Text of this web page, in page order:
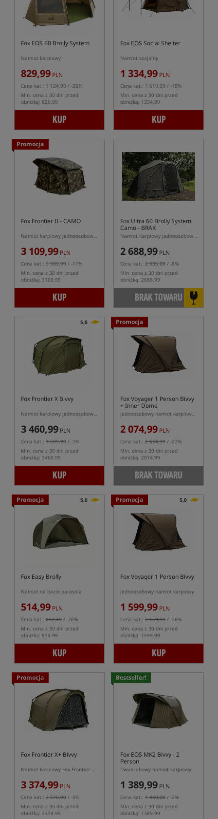
Fox EOS 60 Brolly System
Namiot karpiowy
829,99 PLN
Cena kat.: 1 124,99 / -26%
Min. cena z 30 dni przed
obniżką: 829.99
KUP
Fox EOS Social Shelter
Namiot socjalny
1 334,99 PLN
Cena kat.: 1 619,99 / -18%
Min. cena z 30 dni przed
obniżką: 1334.99
KUP
Promocja
Fox Frontier II - CAMO
Namiot karpiowy jednoosobowy w kolorze kamuflażu
3 109,99 PLN
Cena kat.: 3 509,99 / -11%
Min. cena z 30 dni przed
obniżką: 3109.99
KUP
Fox Ultra 60 Brolly System
Camo- BRAK
ORYGINALNEGO KARTONUNamiot Karpiowy jednoosobowy typu Brolly
2 688,99 PLN
Cena kat.: 2 935,00 / -8%
Min. cena z 30 dni przed
obniżką: 2688.99
BRAK TOWARU
5,0
Fox Frontier X Bivvy
Namiot karpiowy jednoosobowy +
3 460,99 PLN
Cena kat.: 3 509,99 / -1%
Min. cena z 30 dni przed
obniżką: 3460.99
KUP
Promocja
Fox Voyager 1 Person Bivvy
+ Inner Dome
Jednoosobowy namiot karpiowy w komplecie z kapsułą wewnętrzną
2 074,99 PLN
Cena kat.: 2 654,99 / -22%
Min. cena z 30 dni przed
obniżką: 2074.99
BRAK TOWARU
Promocja 5,0
Fox Easy Brolly
Namiot na bazie parasola
514,99 PLN
Cena kat.: 697,49 / -26%
Min. cena z 30 dni przed
obniżką: 514.99
KUP
Promocja 5,0
Fox Voyager 1 Person Bivvy
Jednoosobowy namiot karpiowy
1 599,99 PLN
Cena kat.: 2 159,99 / -26%
Min. cena z 30 dni przed
obniżką: 1599.99
KUP
Promocja
Fox Frontier X+ Bivvy
Namiot karpiowy Fox Frontier X w zestawie z kapsułą
3 374,99 PLN
Cena kat.: 3 570,00 / -5%
Min. cena z 30 dni przed
obniżką: 3374.99
Bestseller!
Fox EOS MK2 Bivvy - 2
Person
Dwuosobowy namiot karpiowy
1 389,99 PLN
Cena kat.: 1 440,00 / -3%
Min. cena z 30 dni przed
obniżką: 1389.99